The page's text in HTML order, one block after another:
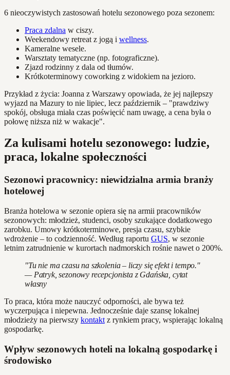
6 nieoczywistych zastosowań hotelu sezonowego poza sezonem:
Praca zdalna w ciszy.
Weekendowy retreat z jogą i wellness.
Kameralne wesele.
Warsztaty tematyczne (np. fotograficzne).
Zjazd rodzinny z dala od tłumów.
Krótkoterminowy coworking z widokiem na jezioro.
Przykład z życia: Joanna z Warszawy opowiada, że jej najlepszy
wyjazd na Mazury to nie lipiec, lecz październik – "prawdziwy
spokój, obsługa miała czas poświęcić nam uwagę, a cena była o
połowę niższa niż w wakacje".
Za kulisami hotelu sezonowego: ludzie,
praca, lokalne społeczności
Sezonowi pracownicy: niewidzialna armia branży
hotelowej
Branża hotelowa w sezonie opiera się na armii pracowników
sezonowych: młodzież, studenci, osoby szukające dodatkowego
zarobku. Umowy krótkoterminowe, presja czasu, szybkie
wdrożenie – to codzienność. Według raportu GUS, w sezonie
letnim zatrudnienie w kurortach nadmorskich rośnie nawet o 200%.
"Tu nie ma czasu na szkolenia – liczy się efekt i tempo."
— Patryk, sezonowy recepcjonista z Gdańska, cytat
własny
To praca, która może nauczyć odporności, ale bywa też
wyczerpująca i niepewna. Jednocześnie daje szansę lokalnej
młodzieży na pierwszy kontakt z rynkiem pracy, wspierając lokalną
gospodarkę.
Wpływ sezonowych hoteli na lokalną gospodarkę i
środowisko